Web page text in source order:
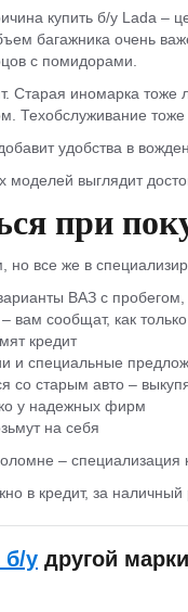
купить б/у Lada
багажника очень
с помидорами.
иномарка тоже
Техобслуживание тоже
удобства в
моделей выглядит
при
но все же в
ВАЗ с
вам сообщат, как
кредит
и специальные
со старым авто –
у надежных фирм
на себя
–
в кредит, за
б/у другой